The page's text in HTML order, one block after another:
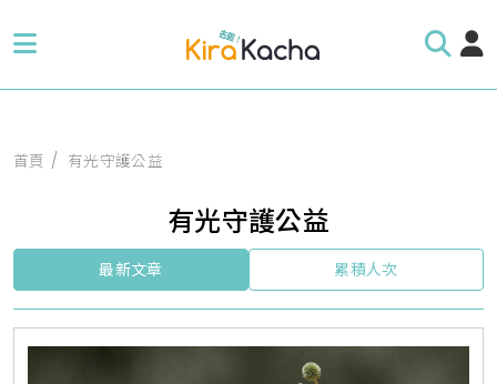
首頁 有光守護公益
有光守護公益
最新文章 累積人次